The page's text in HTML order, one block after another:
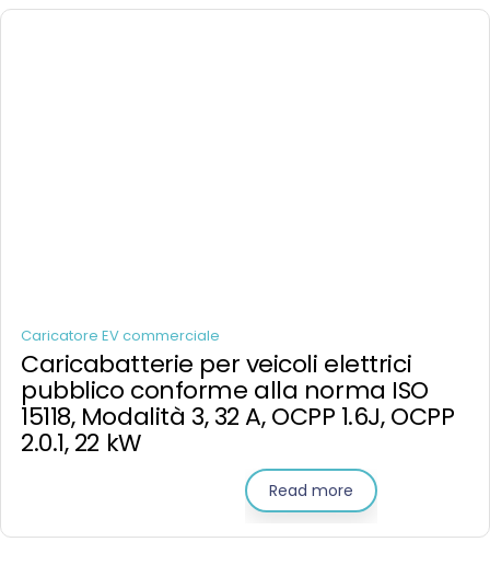
Caricatore EV commerciale
Caricabatterie per veicoli elettrici
pubblico conforme alla norma ISO
15118, Modalità 3, 32 A, OCPP 1.6J, OCPP
2.0.1, 22 kW
Read more